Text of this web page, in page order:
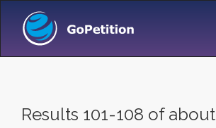
Results 101-108 of about